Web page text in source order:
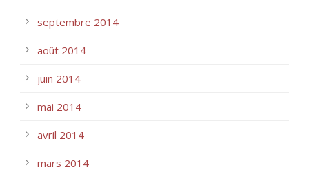
septembre 2014
août 2014
juin 2014
mai 2014
avril 2014
mars 2014